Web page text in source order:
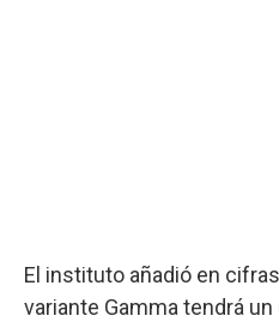
El instituto añadió en
variante Gamma tendrá un